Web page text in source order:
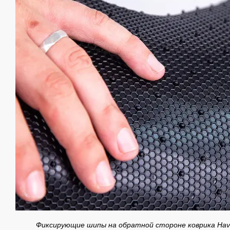
Фиксирующие шипы на обратной стороне коврика